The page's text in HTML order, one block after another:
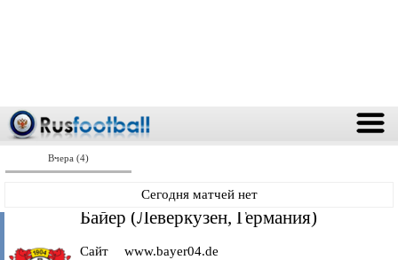
Вчера (4)
Сегодня матчей нет
Байер (Леверкузен, Германия)
Сайт www.bayer04.de